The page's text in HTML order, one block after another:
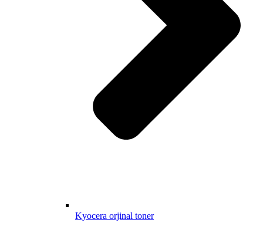
Kyocera orjinal toner